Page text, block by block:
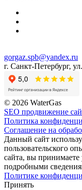
gorgaz.spb@yandex.ru
г. Санкт-Петербург,
© 2026 WaterGas
SEO продвижение
Политика
Соглашение на
Данный сайт
пользовательского
сайта, вы принимаете
подробными
Политике
Принять